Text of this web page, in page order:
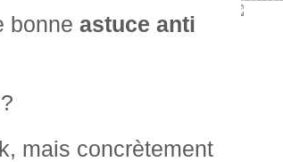
bonne astuce anti
mais concrètement